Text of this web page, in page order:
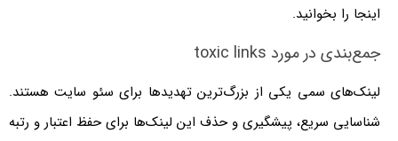
اینجا را بخوانید.
جمع‌بندی در مورد toxic links
لینک‌های سمی یکی از بزرگ‌ترین تهدیدها برای سئو سایت هستند.
شناسایی سریع، پیشگیری و حذف این لینک‌ها برای حفظ اعتبار و رتبه